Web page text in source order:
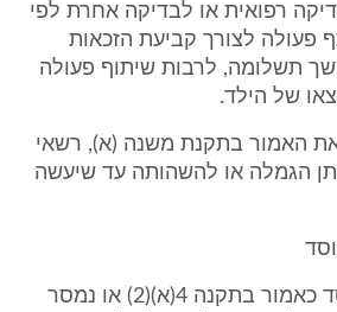
רפואית או לבדיקה אחרת לפי
פעולה לצורך קביעת הזכאות
תשלומה, לרבות שיתוף פעולה
של הילד.
האמור בתקנת משנה (א), רשאי
הגמלה או להשהותה עד שיעשה
הוכנס ילד נכה למוסד כאמור בתקנה 4(א)(2) או נמסר